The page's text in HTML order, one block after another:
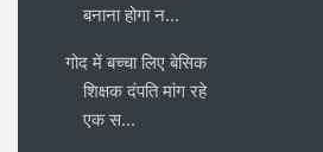
बनाना होगा न...
गोद में बच्चा लिए बेसिक
शिक्षक दंपति मांग रहे
एक स...